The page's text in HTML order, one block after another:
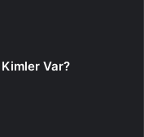
Var?